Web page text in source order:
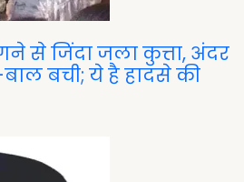
से जिंदा जला कुत्ता, अंदर
बची; ये है हादसे की